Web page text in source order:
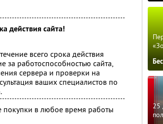
действия сайта!
всего срока действия
за работоспособностью сайта,
сервера и проверки на
ваших специалистов по
покупки в любое время работы
25